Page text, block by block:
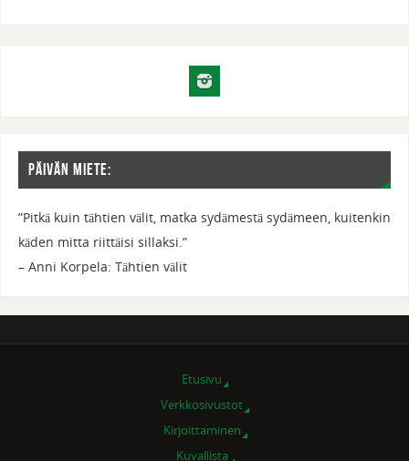
Päivän miete:
”Pitkä kuin tähtien välit, matka sydämestä sydämeen, kuitenkin
käden mitta riittäisi sillaksi.”
– Anni Korpela: Tähtien välit
Etusivu
Verkkosivustot
Kirjoittaminen
Kuvallista